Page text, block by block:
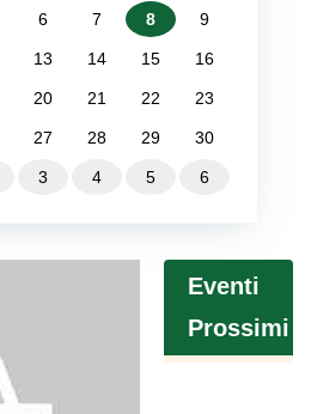
6 7 8 9
13 14 15 16
20 21 22 23
27 28 29 30
3 4 5 6
Eventi
Prossimi